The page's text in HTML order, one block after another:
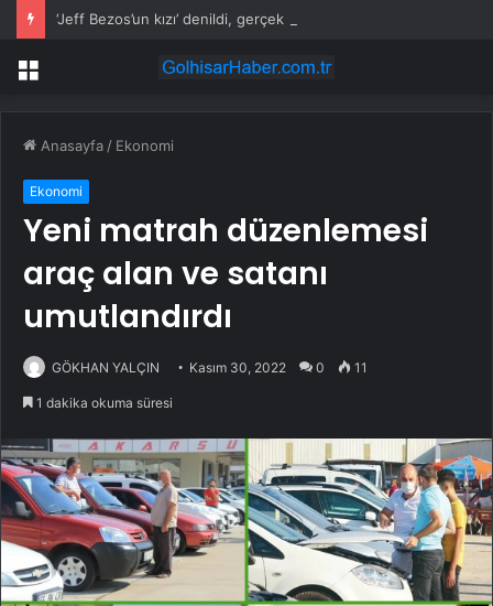
‘Jeff Bezos’un kızı’ denildi, gerçek bambaşka çıktı
Menü
Anasayfa / Ekonomi
Ekonomi
Yeni matrah düzenlemesi
araç alan ve satanı
umutlandırdı
GÖKHAN YALÇIN Kasım 30, 2022 0 11
1 dakika okuma süresi